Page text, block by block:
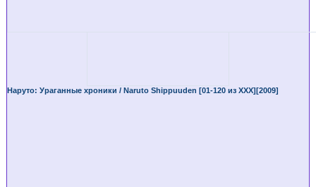
Наруто: Ураганные хроники / Naruto Shippuuden [01-120 из XXX][2009]